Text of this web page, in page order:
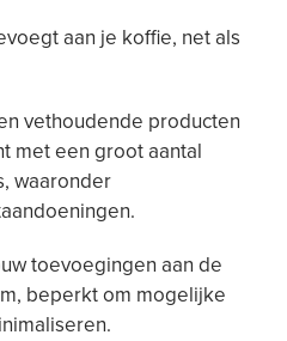
aan je koffie, net als
vethoudende producten
met een groot aantal
waaronder
toevoegingen aan de
beperkt om mogelijke